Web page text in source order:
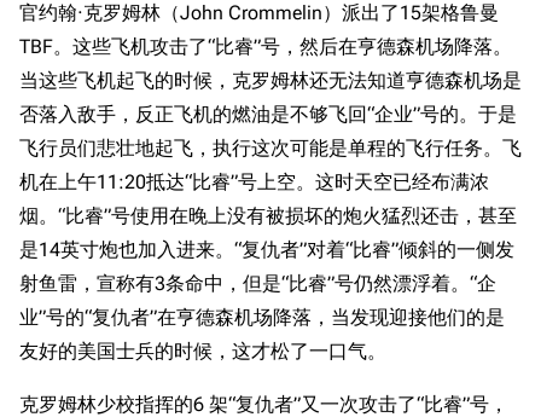
官约翰·克罗姆林（John Crommelin）派出了15架格鲁曼
TBF。这些飞机攻击了“比睿”号，然后在亨德森机场降落。
当这些飞机起飞的时候，克罗姆林还无法知道亨德森机场是
否落入敌手，反正飞机的燃油是不够飞回“企业”号的。于是
飞行员们悲壮地起飞，执行这次可能是单程的飞行任务。飞
机在上午11:20抵达“比睿”号上空。这时天空已经布满浓
烟。“比睿”号使用在晚上没有被损坏的炮火猛烈还击，甚至
是14英寸炮也加入进来。“复仇者”对着“比睿”倾斜的一侧发
射鱼雷，宣称有3条命中，但是“比睿”号仍然漂浮着。“企
业”号的“复仇者”在亨德森机场降落，当发现迎接他们的是
友好的美国士兵的时候，这才松了一口气。
克罗姆林少校指挥的6 架“复仇者”又一次攻击了“比睿”号，